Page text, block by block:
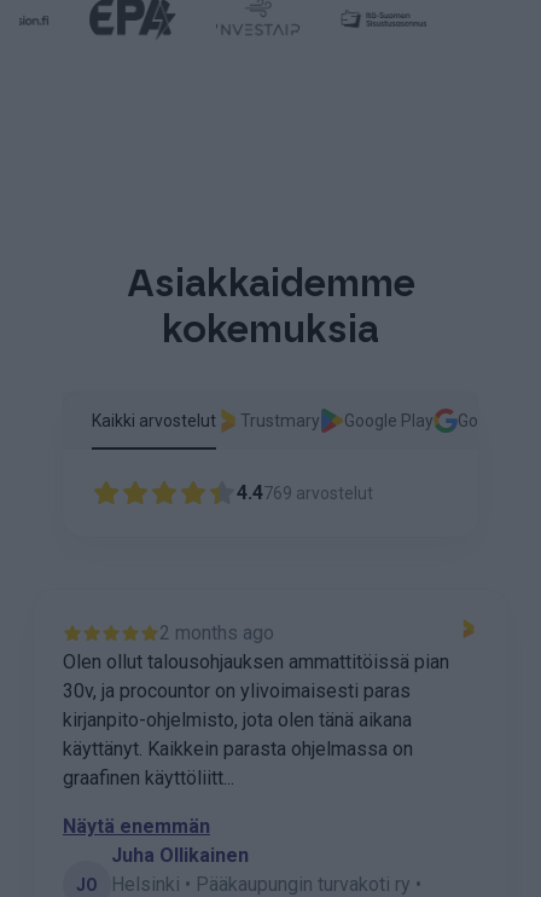
Asiakkaidemme
kokemuksia
Kaikki arvostelut Trustmary Google Play Google
4.4769 arvostelut
2 months ago
Olen ollut talousohjauksen ammattitöissä pian
30v, ja procountor on ylivoimaisesti paras
kirjanpito-ohjelmisto, jota olen tänä aikana
käyttänyt. Kaikkein parasta ohjelmassa on
graafinen käyttöliitt...
Näytä enemmän
JO
Juha Ollikainen
Helsinki • Pääkaupungin turvakoti ry •